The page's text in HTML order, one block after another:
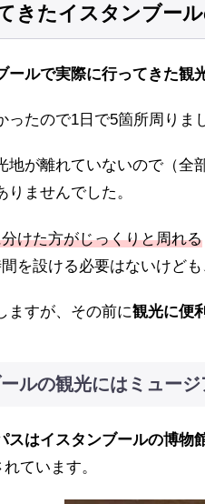
きたイスタンブー
ールで実際に行ってきた観
ったので1日で5箇所周りま
地が離れていないので（全
りませんでした。
けた方がじっくりと周れる
を設ける必要はないけど
ますが、その前に観光に便
ルの観光にはミュー
スはイスタンブールの博
れています。